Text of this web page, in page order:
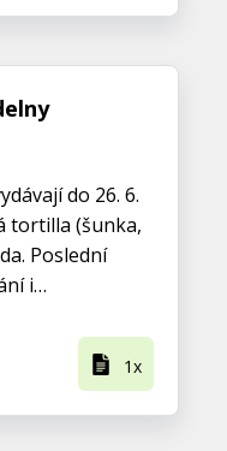
do 26. 6.
tortilla (šunka,
Poslední
i…
1x